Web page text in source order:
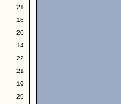
21
18
20
14
22
21
19
29